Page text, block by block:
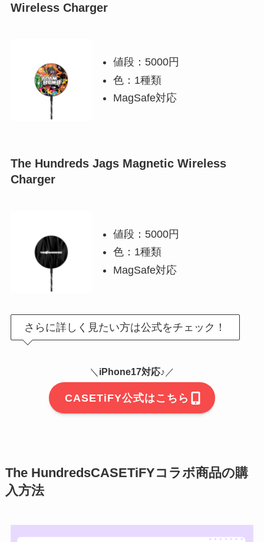
Wireless Charger
値段：5000円
色：1種類
MagSafe対応
The Hundreds Jags Magnetic Wireless
Charger
値段：5000円
色：1種類
MagSafe対応
さらに詳しく見たい方は公式をチェック！
＼ iPhone17対応♪ ／
CASETiFY公式はこちら
The HundredsCASETiFYコラボ商品の購
入方法